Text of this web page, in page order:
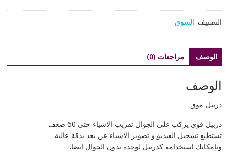
على
يقرب
60
التصنيف: السوق
الوصف مراجعات (0)
الوصف
دربيل موق
دربيل قوي يركب على الجوال تقريب الاشياء حتى 60 ضعف
تستطيع تسجيل الفيديو و تصوير الاشياء عن بعد بدقة عالية
وبإمكانك استخدامه كدربيل لوحده بدون الجوال ايضا.